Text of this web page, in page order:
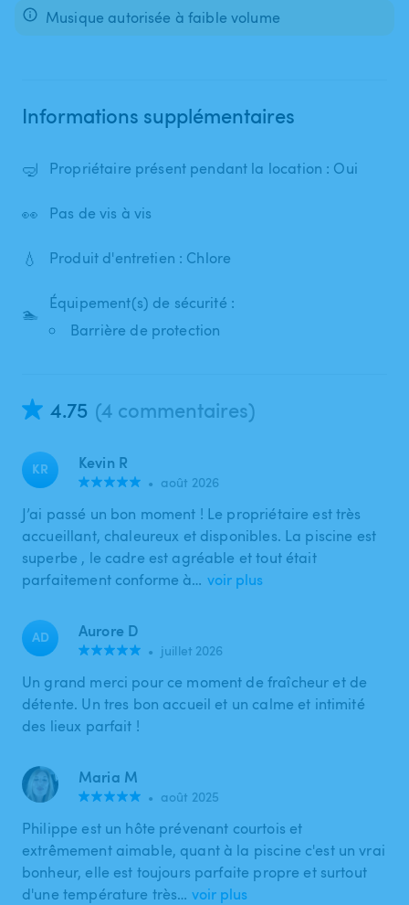
Musique autorisée à faible volume
Informations supplémentaires
🤿 Propriétaire présent pendant la location : Oui
👀 Pas de vis à vis
💧 Produit d'entretien : Chlore
🏊
Équipement(s) de sécurité :
Barrière de protection
4.75 (4 commentaires)
KR Kevin R
• août 2026
J’ai passé un bon moment ! Le propriétaire est très
accueillant, chaleureux et disponibles. La piscine est
superbe , le cadre est agréable et tout était
parfaitement conforme à… voir plus
AD Aurore D
• juillet 2026
Un grand merci pour ce moment de fraîcheur et de
détente. Un tres bon accueil et un calme et intimité
des lieux parfait !
Maria M
• août 2025
Philippe est un hôte prévenant courtois et
extrêmement aimable, quant à la piscine c'est un vrai
bonheur, elle est toujours parfaite propre et surtout
d'une température très… voir plus